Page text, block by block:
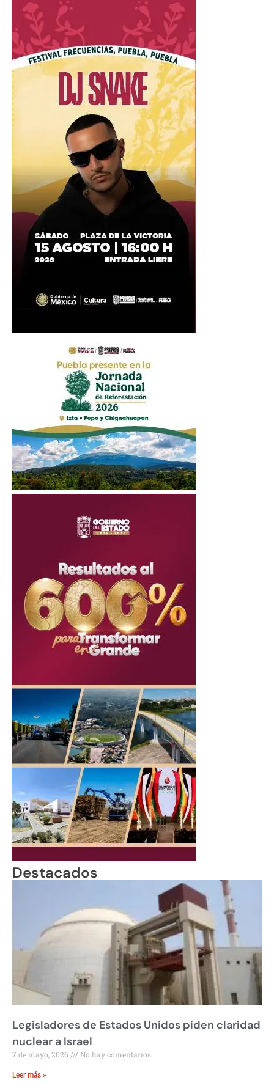
Destacados
Legisladores de Estados Unidos piden claridad
nuclear a Israel
7 de mayo, 2026 No hay comentarios
Leer más »